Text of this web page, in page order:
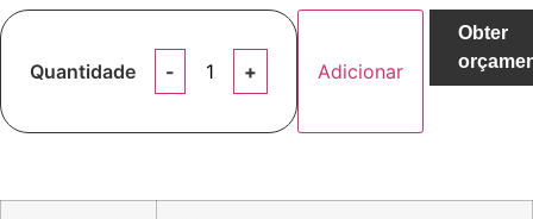
Quantidade Adicionar
Obter